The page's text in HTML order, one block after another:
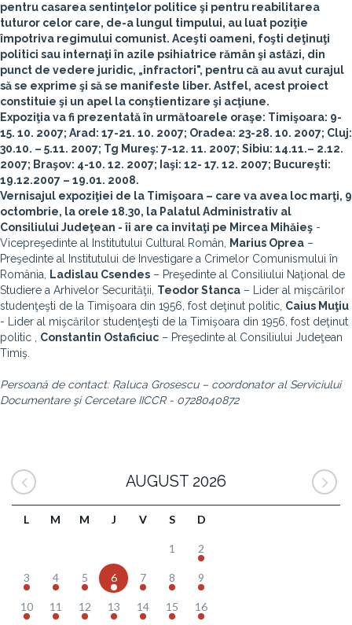
pentru casarea sentinţelor politice şi pentru reabilitarea
tuturor celor care, de-a lungul timpului, au luat poziţie
împotriva regimului comunist. Aceşti oameni, foşti deţinuţi
politici sau internaţi în azile psihiatrice rămân şi astăzi, din
punct de vedere juridic, „infractori", pentru că au avut curajul
să se exprime şi să se manifeste liber. Astfel, acest proiect
constituie şi un apel la conştientizare şi acţiune.
Expoziţia va fi prezentată în următoarele oraşe: Timişoara: 9-
15. 10. 2007; Arad: 17-21. 10. 2007; Oradea: 23-28. 10. 2007; Cluj:
30.10. – 5.11. 2007; Tg Mureş: 7-12. 11. 2007; Sibiu: 14.11.– 2.12.
2007; Braşov: 4-10. 12. 2007; Iaşi: 12- 17. 12. 2007; Bucureşti:
19.12.2007 – 19.01. 2008.
Vernisajul expoziţiei de la Timişoara – care va avea loc marţi, 9
octombrie, la orele 18.30, la Palatul Administrativ al
Consiliului Judeţean - îi are ca invitaţi pe Mircea Mihăieş -
Vicepreşedinte al Institutului Cultural Român,
Marius Oprea –
Preşedinte al Institutului de Investigare a Crimelor Comunismului în
România,
Ladislau Csendes – Preşedinte al Consiliului Naţional de
Studiere a Arhivelor Securităţii, Teodor Stanca – Lider al mişcărilor
studenţeşti de la Timişoara din 1956, fost deţinut politic, Caius Muţiu
- Lider al mişcărilor studenţeşti de la Timişoara din 1956, fost deţinut
politic , Constantin Ostaficiuc – Preşedinte al Consiliului Judeţean
Timiş.
Persoană de contact: Raluca Grosescu – coordonator al Serviciului
Documentare şi Cercetare IICCR - 0728040872
AUGUST 2026
L M M J V S D
1 2
3 4 5 6 7 8 9
10 11 12 13 14 15 16